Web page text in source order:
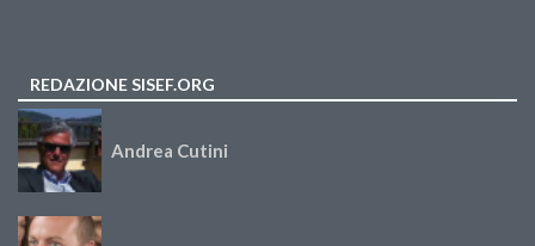
REDAZIONE SISEF.ORG
Andrea Cutini